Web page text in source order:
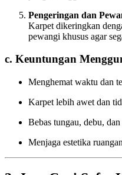
Pengeringan dan
Karpet dikeringkan
pewangi khusus agar
c. Keuntungan
Menghemat waktu dan
Karpet lebih awet dan
Bebas tungau, debu,
Menjaga estetika